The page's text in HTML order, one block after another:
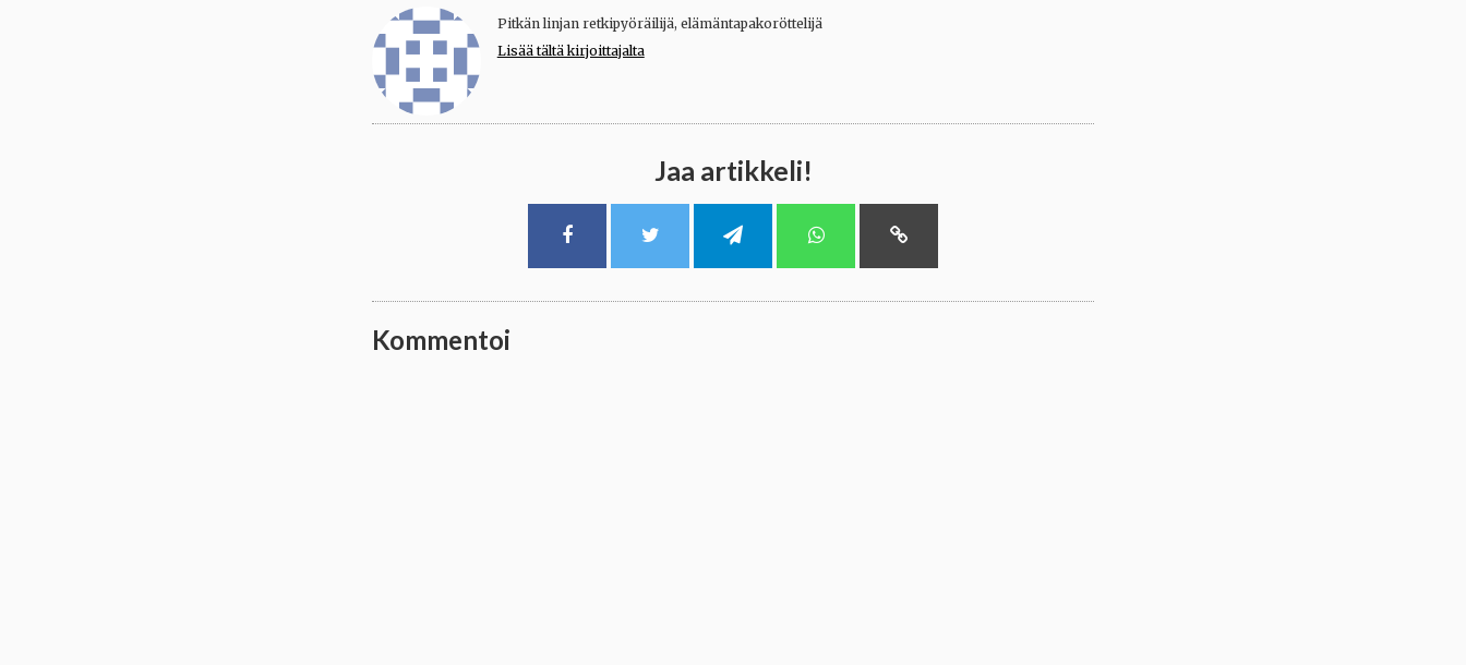
Pitkän linjan retkipyöräilijä, elämäntapakoröttelijä
Lisää tältä kirjoittajalta
Jaa artikkeli!
Kommentoi